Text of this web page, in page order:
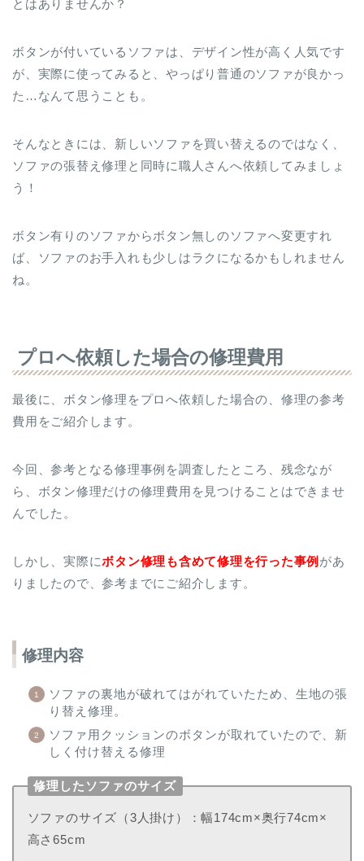
とはありませんか？
ボタンが付いているソファは、デザイン性が高く人気です
が、実際に使ってみると、やっぱり普通のソファが良かっ
た…なんて思うことも。
そんなときには、新しいソファを買い替えるのではなく、
ソファの張替え修理と同時に職人さんへ依頼してみましょ
う！
ボタン有りのソファからボタン無しのソファへ変更すれ
ば、ソファのお手入れも少しはラクになるかもしれません
ね。
プロへ依頼した場合の修理費用
最後に、ボタン修理をプロへ依頼した場合の、修理の参考
費用をご紹介します。
今回、参考となる修理事例を調査したところ、残念なが
ら、ボタン修理だけの修理費用を見つけることはできませ
んでした。
しかし、実際にボタン修理も含めて修理を行った事例 があ
りましたので、参考までにご紹介します。
修理内容
ソファの裏地が破れてはがれていたため、生地の張
り替え修理。
ソファ用クッションのボタンが取れていたので、新
しく付け替える修理
修理したソファのサイズ
ソファのサイズ（3人掛け）：幅174cm×奥行74cm×
高さ65cm